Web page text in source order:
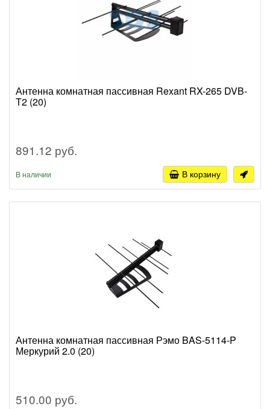
Антенна комнатная пассивная Rexant RX-265 DVB-
T2 (20)
891.12 руб.
В наличии В корзину
Антенна комнатная пассивная Рэмо BAS-5114-P
Меркурий 2.0 (20)
510.00 руб.